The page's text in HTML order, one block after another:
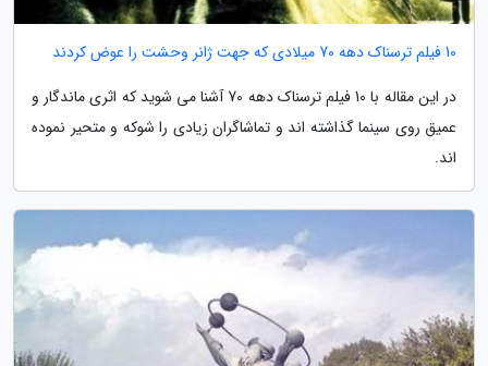
10 فیلم ترسناک دهه 70 میلادی که جهت ژانر وحشت را عوض کردند
در این مقاله با 10 فیلم ترسناک دهه 70 آشنا می شوید که اثری ماندگار و
عمیق روی سینما گذاشته اند و تماشاگران زیادی را شوکه و متحیر نموده
اند.